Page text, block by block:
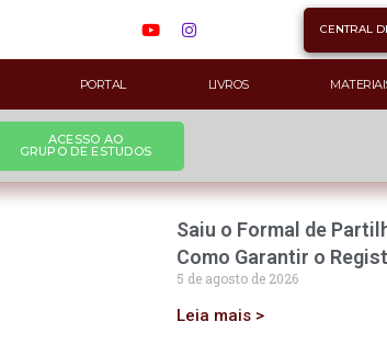
CENTRAL
PORTAL LIVROS
ACESSO AO
GRUPO DE ESTUDOS
Saiu o Formal de
Como Garantir o
5 de agosto de 2026
Leia mais >